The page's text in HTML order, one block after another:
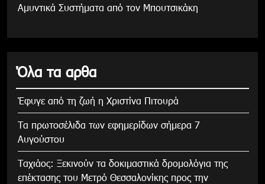
Αμυντικά Συστήματα από τον Μπουτσικάκη
Όλα τα αρθα
Έφυγε από τη ζωή η Χριστίνα Πιτουρά
Τα πρωτοσέλιδα των εφημερίδων σήμερα 7
Αυγούστου
Tαχιάος: Ξεκινούν τα δοκιμαστικά δρομολόγια της
επέκτασης του Μετρό Θεσσαλονίκης προς την